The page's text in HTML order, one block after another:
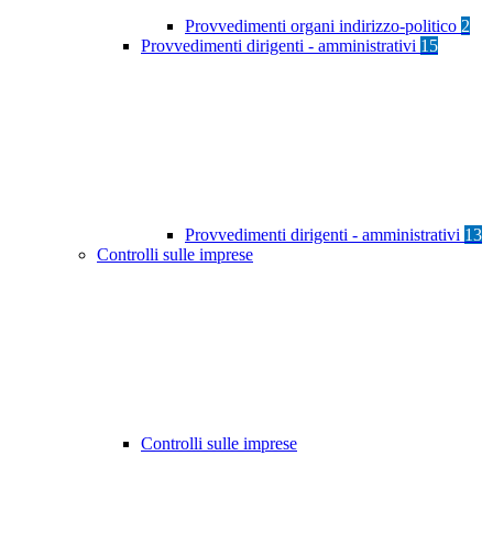
Provvedimenti organi indirizzo-politico 2
Provvedimenti dirigenti - amministrativi 15
Provvedimenti dirigenti - amministrativi 13
Controlli sulle imprese
Controlli sulle imprese